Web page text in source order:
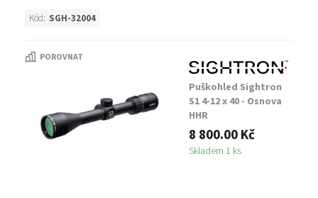
Kód: SGH-32004
POROVNAT
Puškohled Sightron
S1 4-12 x 40 - Osnova
HHR
8 800.00 Kč
Skladem 1 ks